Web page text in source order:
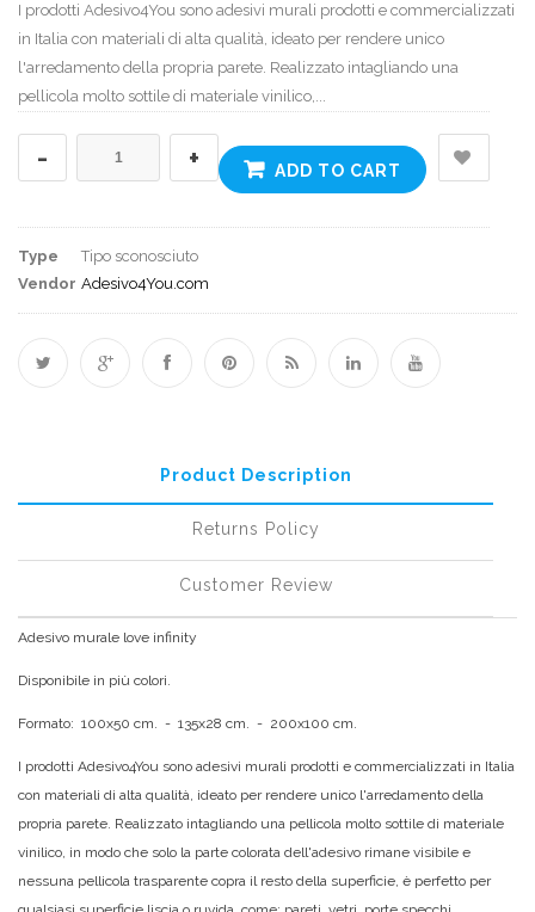
I prodotti Adesivo4You sono adesivi murali prodotti e commercializzati
in Italia con materiali di alta qualità, ideato per rendere unico
l'arredamento della propria parete. Realizzato intagliando una
pellicola molto sottile di materiale vinilico,...
- + ADD TO CART
Type
Tipo sconosciuto
Vendor Adesivo4You.com
Product Description
Returns Policy
Customer Review
Adesivo murale love infinity
Disponibile in più colori.
Formato: 100x50 cm. - 135x28 cm. - 200x100 cm.
I prodotti Adesivo4You sono adesivi murali prodotti e commercializzati in Italia
con materiali di alta qualità, ideato per rendere unico l'arredamento della
propria parete. Realizzato intagliando una pellicola molto sottile di materiale
vinilico, in modo che solo la parte colorata dell'adesivo rimane visibile e
nessuna pellicola trasparente copra il resto della superficie, è perfetto per